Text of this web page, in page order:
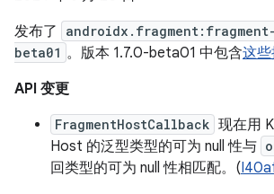
发布了
beta01 。版本 1.7.0-beta01 中包含这
API 变更
FragmentHostCallback 现在用
Host 的泛型类型的可为 null 性与
回类型的可为 null 性相匹配。(